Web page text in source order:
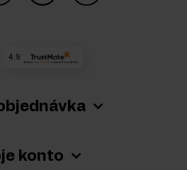
konto
4.9
Based on 73 508 reviewsfrom all time